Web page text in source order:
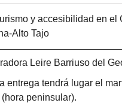
y accesibilidad en el
Alto Tajo
Leire Barriuso del
entrega tendrá lugar el
peninsular).